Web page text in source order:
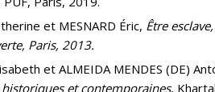
et MESNARD Éric, Être
Paris, 2013.
et ALMEIDA MENDES (DE)
historiques et contemporaines,